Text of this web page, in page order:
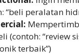
“beli peralatan
(contoh: “review
terbaik”)